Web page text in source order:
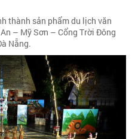
thành sản phẩm du lịch văn
– Mỹ Sơn – Cổng Trời Đông
Nẵng.